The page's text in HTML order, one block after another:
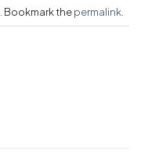
. Bookmark thepermalink.